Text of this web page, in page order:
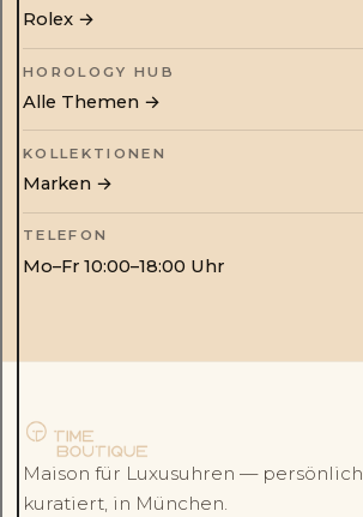
Rolex →
HOROLOGY HUB
Alle Themen →
KOLLEKTIONEN
Marken →
TELEFON
Mo–Fr 10:00–18:00 Uhr
Maison für Luxusuhren — persönlich
kuratiert, in München.